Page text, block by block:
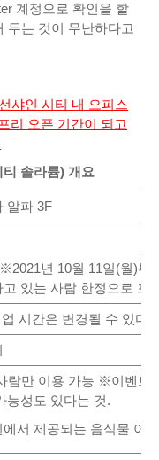
계정으로 확인을 할
두는 것이 무난하다고
샤인 시티 내 오피스
리 오픈 기간이 되고
솔라륨) 개요
알파 3F
년 10월 11일(월)부
있는 사람 한정으로 프
시간은 변경될 수 있다
람만 이용 가능 ※이벤트
능성도 있다는 것.
에서 제공되는 음식물 이